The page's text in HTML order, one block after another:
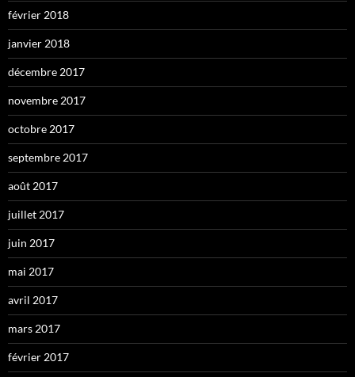
février 2018
janvier 2018
décembre 2017
novembre 2017
octobre 2017
septembre 2017
août 2017
juillet 2017
juin 2017
mai 2017
avril 2017
mars 2017
février 2017